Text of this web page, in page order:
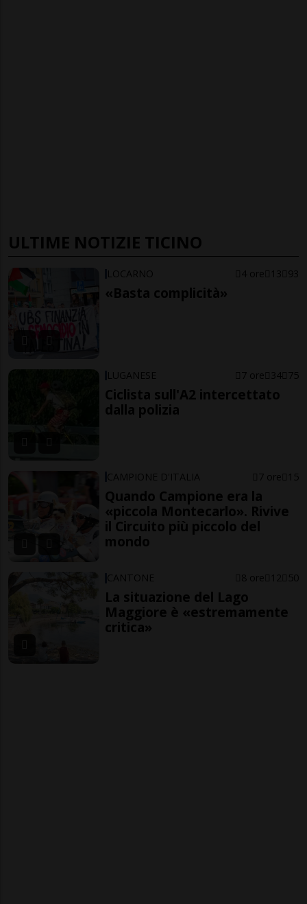
ULTIME NOTIZIE TICINO
LOCARNO 4 ore 13 93
«Basta complicità»
LUGANESE 7 ore 34 75
Ciclista sull'A2 intercettato
dalla polizia
CAMPIONE D'ITALIA 7 ore 15
Quando Campione era la
«piccola Montecarlo». Rivive
il Circuito più piccolo del
mondo
CANTONE 8 ore 12 50
La situazione del Lago
Maggiore è «estremamente
critica»